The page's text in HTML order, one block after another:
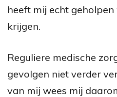
heeft mij echt
krijgen.
Reguliere medische
gevolgen niet verder
van mij wees mij